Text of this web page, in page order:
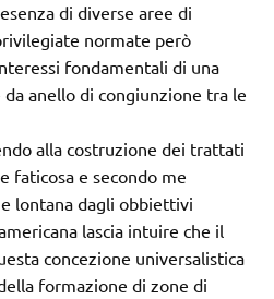
di diverse aree di
normate però
fondamentali di una
anello di congiunzione tra le
alla costruzione dei trattati
faticosa e secondo me
lontana dagli obbiettivi
lascia intuire che il
concezione universalistica
formazione di zone di